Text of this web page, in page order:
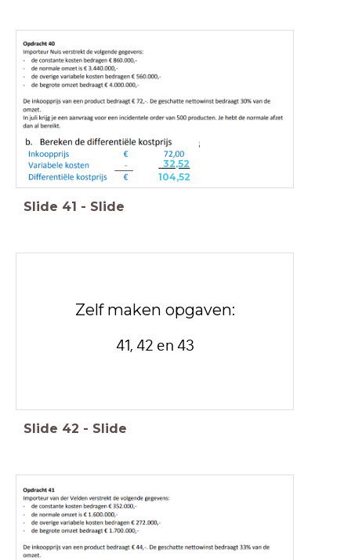
32,52
104,52
Slide 41 - Slide
Zelf maken opgaven:
41, 42 en 43
Slide 42 - Slide